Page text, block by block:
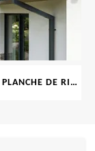
HABILLAGE PLANCHE DE RIVE 69